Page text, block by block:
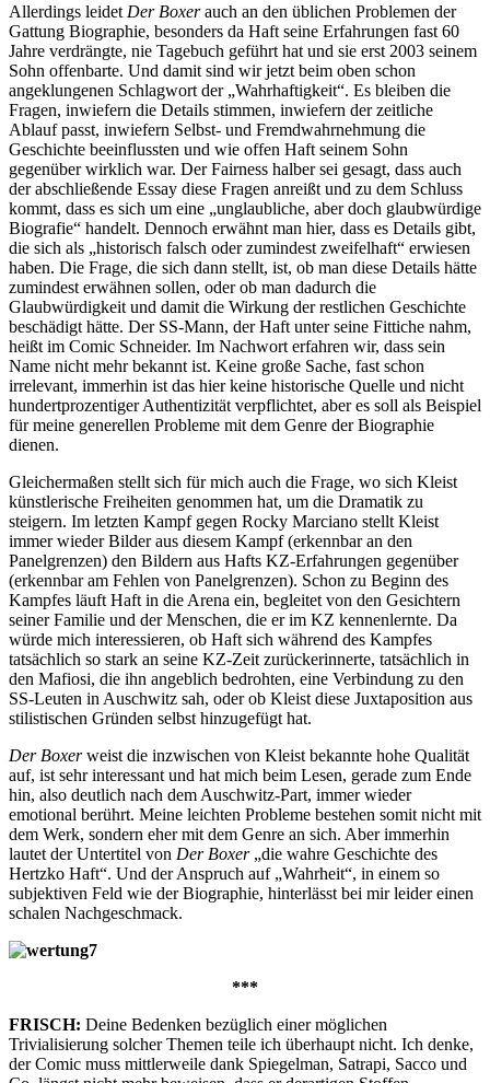
Allerdings leidet Der Boxerauch an den üblichen Problemen der
Gattung Biographie, besonders da Haft seine Erfahrungen fast 60
Jahre verdrängte, nie Tagebuch geführt hat und sie erst 2003 seinem
Sohn offenbarte. Und damit sind wir jetzt beim oben schon
angeklungenen Schlagwort der „Wahrhaftigkeit“. Es bleiben die
Fragen, inwiefern die Details stimmen, inwiefern der zeitliche
Ablauf passt, inwiefern Selbst- und Fremdwahrnehmung die
Geschichte beeinflussten und wie offen Haft seinem Sohn
gegenüber wirklich war. Der Fairness halber sei gesagt, dass auch
der abschließende Essay diese Fragen anreißt und zu dem Schluss
kommt, dass es sich um eine „unglaubliche, aber doch glaubwürdige
Biografie“ handelt. Dennoch erwähnt man hier, dass es Details gibt,
die sich als „historisch falsch oder zumindest zweifelhaft“ erwiesen
haben. Die Frage, die sich dann stellt, ist, ob man diese Details hätte
zumindest erwähnen sollen, oder ob man dadurch die
Glaubwürdigkeit und damit die Wirkung der restlichen Geschichte
beschädigt hätte. Der SS-Mann, der Haft unter seine Fittiche nahm,
heißt im Comic Schneider. Im Nachwort erfahren wir, dass sein
Name nicht mehr bekannt ist. Keine große Sache, fast schon
irrelevant, immerhin ist das hier keine historische Quelle und nicht
hundertprozentiger Authentizität verpflichtet, aber es soll als Beispiel
für meine generellen Probleme mit dem Genre der Biographie
dienen.
Gleichermaßen stellt sich für mich auch die Frage, wo sich Kleist
künstlerische Freiheiten genommen hat, um die Dramatik zu
steigern. Im letzten Kampf gegen Rocky Marciano stellt Kleist
immer wieder Bilder aus diesem Kampf (erkennbar an den
Panelgrenzen) den Bildern aus Hafts KZ-Erfahrungen gegenüber
(erkennbar am Fehlen von Panelgrenzen). Schon zu Beginn des
Kampfes läuft Haft in die Arena ein, begleitet von den Gesichtern
seiner Familie und der Menschen, die er im KZ kennenlernte. Da
würde mich interessieren, ob Haft sich während des Kampfes
tatsächlich so stark an seine KZ-Zeit zurückerinnerte, tatsächlich in
den Mafiosi, die ihn angeblich bedrohten, eine Verbindung zu den
SS-Leuten in Auschwitz sah, oder ob Kleist diese Juxtaposition aus
stilistischen Gründen selbst hinzugefügt hat.
Der Boxerweist die inzwischen von Kleist bekannte hohe Qualität
auf, ist sehr interessant und hat mich beim Lesen, gerade zum Ende
hin, also deutlich nach dem Auschwitz-Part, immer wieder
emotional berührt. Meine leichten Probleme bestehen somit nicht mit
dem Werk, sondern eher mit dem Genre an sich. Aber immerhin
lautet der Untertitel von Der Boxer„die wahre Geschichte des
Hertzko Haft“. Und der Anspruch auf „Wahrheit“, in einem so
subjektiven Feld wie der Biographie, hinterlässt bei mir leider einen
schalen Nachgeschmack.
***
FRISCH: Deine Bedenken bezüglich einer möglichen
Trivialisierung solcher Themen teile ich überhaupt nicht. Ich denke,
der Comic muss mittlerweile dank Spiegelman, Satrapi, Sacco und